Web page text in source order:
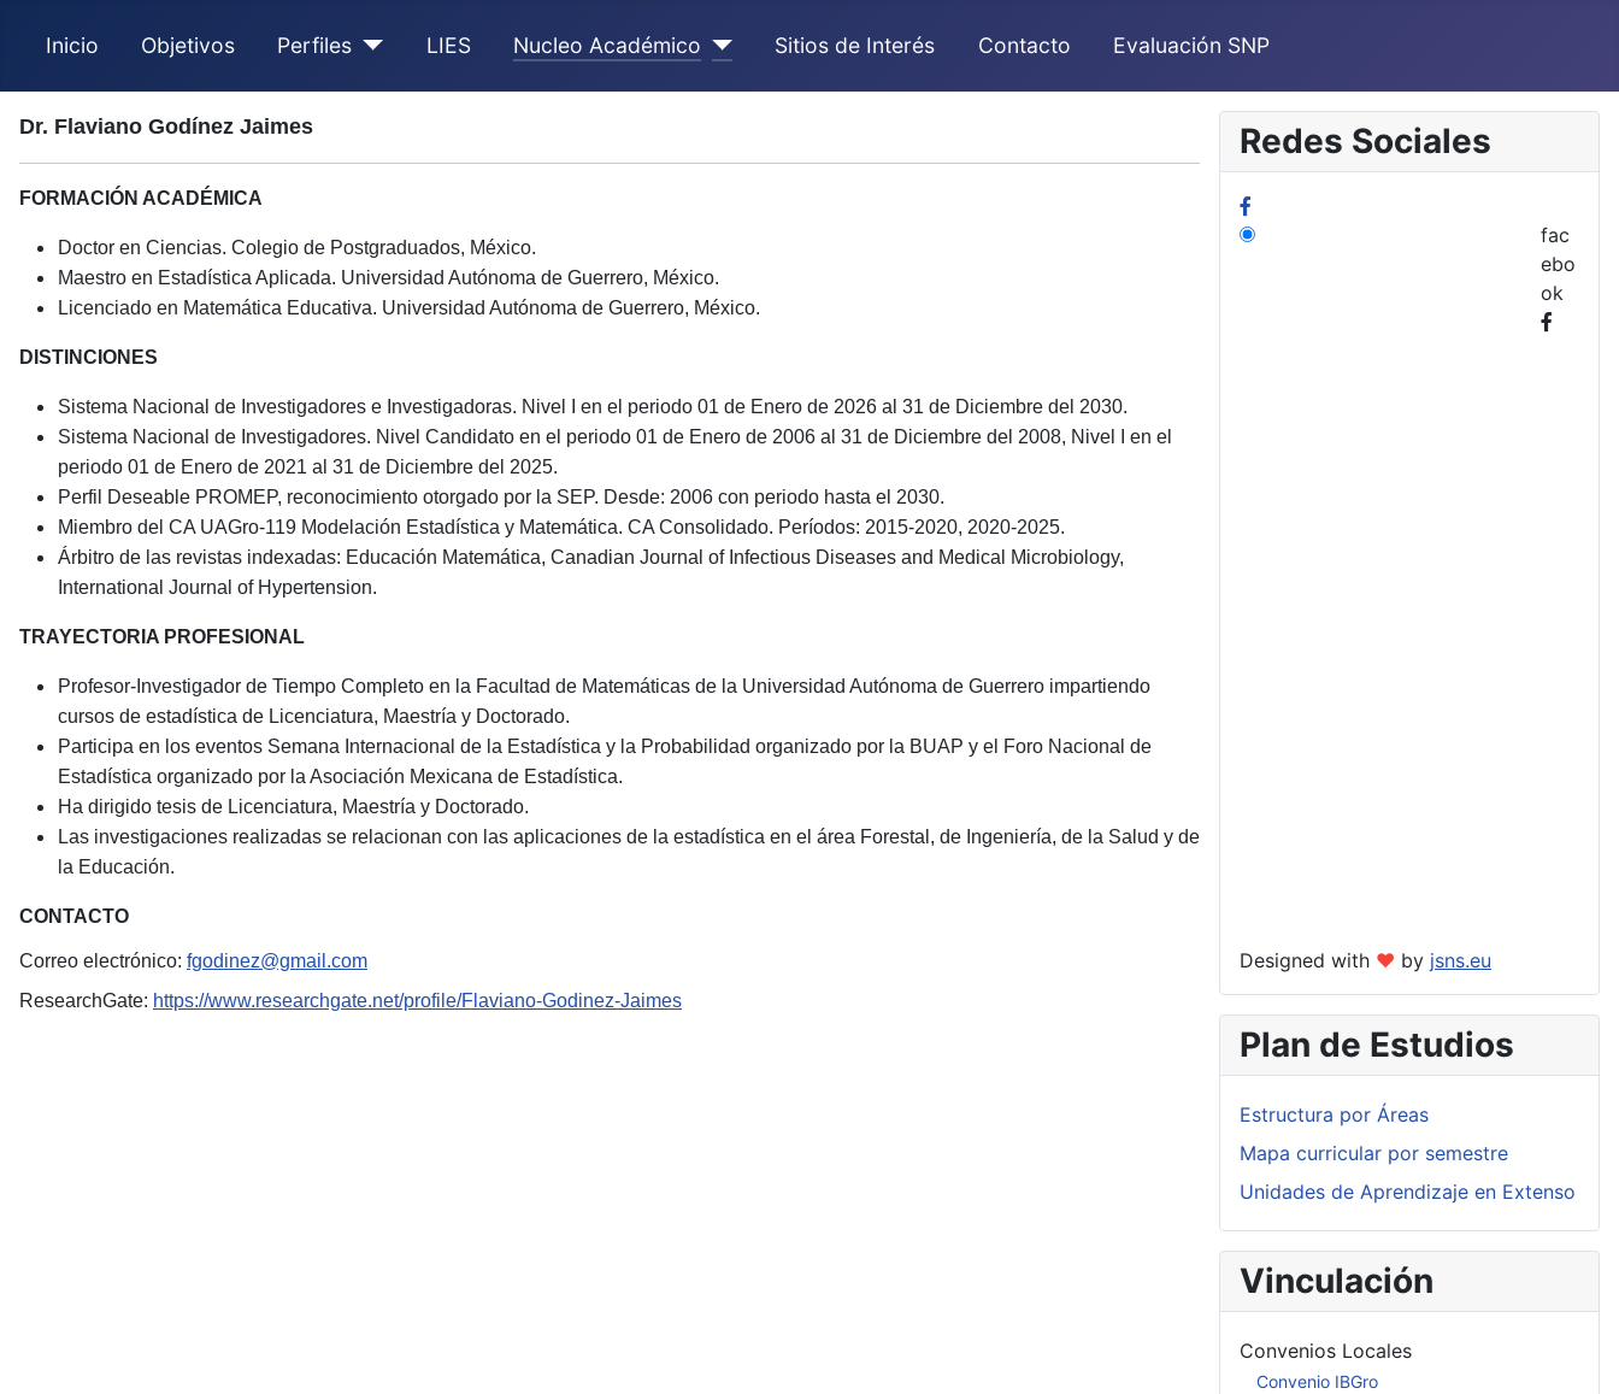
Inicio Objetivos Perfiles LIES Nucleo Académico Sitios de Interés Contacto Evaluación SNP
Dr. Flaviano Godínez Jaimes
FORMACIÓN ACADÉMICA
Doctor en Ciencias. Colegio de Postgraduados, México.
Maestro en Estadística Aplicada. Universidad Autónoma de Guerrero, México.
Licenciado en Matemática Educativa. Universidad Autónoma de Guerrero, México.
DISTINCIONES
Sistema Nacional de Investigadores e Investigadoras. Nivel I en el periodo 01 de Enero de 2026 al 31 de Diciembre del 2030.
Sistema Nacional de Investigadores. Nivel Candidato en el periodo 01 de Enero de 2006 al 31 de Diciembre del 2008, Nivel I en el
periodo 01 de Enero de 2021 al 31 de Diciembre del 2025.
Perfil Deseable PROMEP, reconocimiento otorgado por la SEP. Desde: 2006 con periodo hasta el 2030.
Miembro del CA UAGro-119 Modelación Estadística y Matemática. CA Consolidado. Períodos: 2015-2020, 2020-2025.
Árbitro de las revistas indexadas: Educación Matemática, Canadian Journal of Infectious Diseases and Medical Microbiology,
International Journal of Hypertension.
TRAYECTORIA PROFESIONAL
Profesor-Investigador de Tiempo Completo en la Facultad de Matemáticas de la Universidad Autónoma de Guerrero impartiendo
cursos de estadística de Licenciatura, Maestría y Doctorado.
Participa en los eventos Semana Internacional de la Estadística y la Probabilidad organizado por la BUAP y el Foro Nacional de
Estadística organizado por la Asociación Mexicana de Estadística.
Ha dirigido tesis de Licenciatura, Maestría y Doctorado.
Las investigaciones realizadas se relacionan con las aplicaciones de la estadística en el área Forestal, de Ingeniería, de la Salud y de
la Educación.
CONTACTO
Correo electrónico: fgodinez@gmail.com
ResearchGate: https://www.researchgate.net/profile/Flaviano-Godinez-Jaimes
Redes Sociales
fac
ebo
ok
Designed with ❤ by jsns.eu
Plan de Estudios
Estructura por Áreas
Mapa curricular por semestre
Unidades de Aprendizaje en Extenso
Vinculación
Convenios Locales
Convenio IBGro